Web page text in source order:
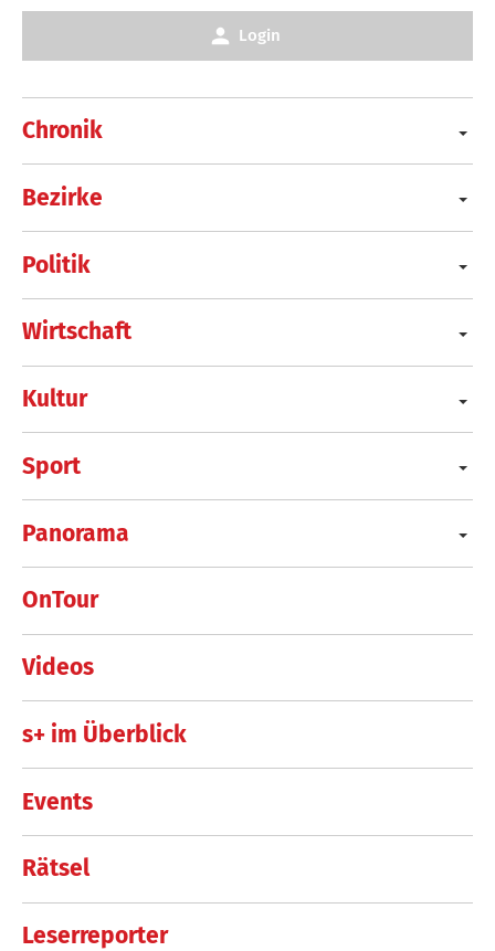
Chronik
Bezirke
Politik
Wirtschaft
Kultur
Sport
Panorama
OnTour
Videos
s+ im Überblick
Events
Rätsel
Leserreporter
Login